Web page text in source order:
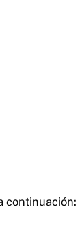
continuación: